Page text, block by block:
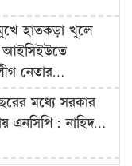
হাতকড়া খুলে
আইসিইউতে
নেতার…
মধ্যে সরকার
এনসিপি: নাহিদ…